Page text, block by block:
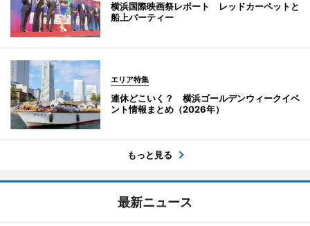
横浜国際映画祭レポート レッドカーペットと
船上パーティー
エリア特集
連休どこいく？ 横浜ゴールデンウィークイベ
ント情報まとめ（2026年）
もっと見る
最新ニュース